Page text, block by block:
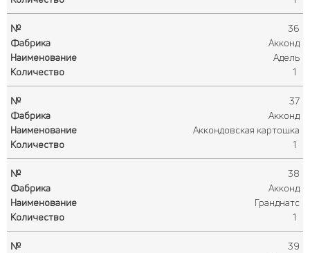
36
Акконд
Адель
1
37
Акконд
Аккондовская картошка
1
38
Акконд
Гранднатс
1
39